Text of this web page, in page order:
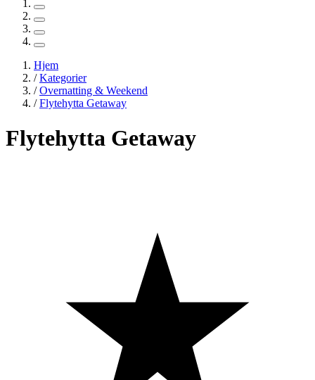
Hjem
/Kategorier
/Overnatting & Weekend
/Flytehytta Getaway
Flytehytta Getaway